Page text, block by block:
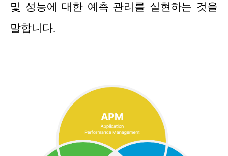
및 성능에 대한 예측 관리를 실현하는 것을
말합니다.